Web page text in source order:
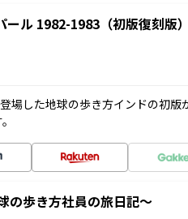
ル 1982-1983（初版復刻版）
場した地球の歩き方インドの初
の歩き方社員の旅日記～